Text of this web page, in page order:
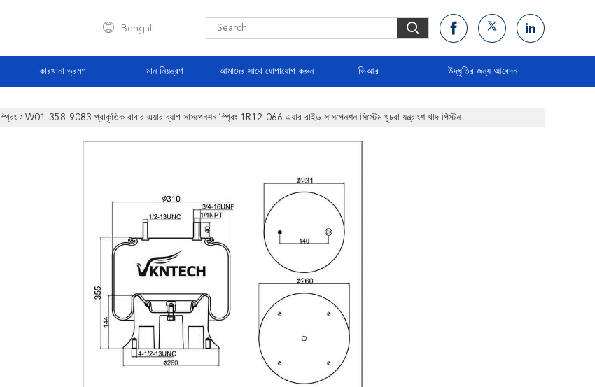
Bengali
কারখানা ভ্রমণ মান নিয়ন্ত্রণ আমাদের সাথে যোগাযোগ করুন ভিআর উদ্ধৃতির জন্য আবেদন
W01-358-9083 প্রাকৃতিক রাবার এয়ার ব্যাগ সাসপেনশন স্প্রিং 1R12-066 এয়ার রাইড সাসপেনশন সিস্টেম খুচরা যন্ত্রাংশ খাদ পিস্টন